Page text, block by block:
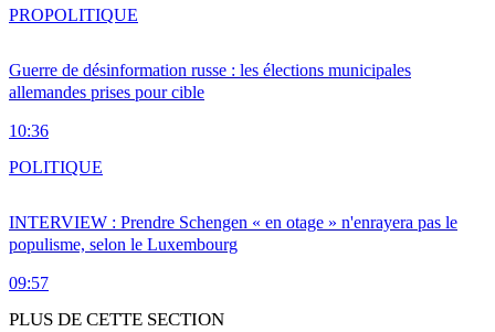
Guerre de désinformation russe : les élections municipales
allemandes prises pour cible
10:36
PROPOLITIQUE
INTERVIEW : Prendre Schengen « en otage » n'enrayera pas le
populisme, selon le Luxembourg
09:57
POLITIQUE
PLUS DE CETTE SECTION